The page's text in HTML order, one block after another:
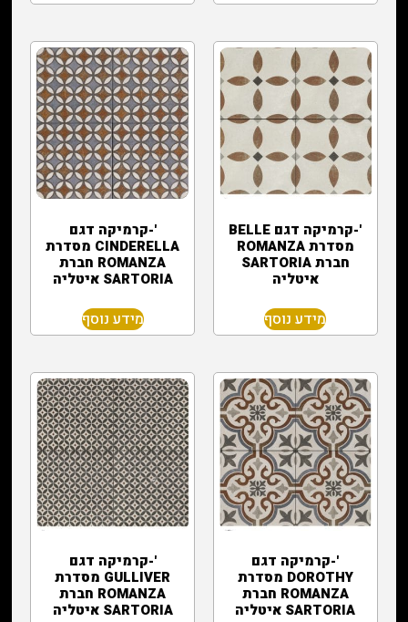
'-קרמיקה דגם BELLE
מסדרת ROMANZA
חברת SARTORIA
איטליה
מידע נוסף
'-קרמיקה דגם
CINDERELLA מסדרת
ROMANZA חברת
SARTORIA איטליה
מידע נוסף
'-קרמיקה דגם
DOROTHY מסדרת
ROMANZA חברת
SARTORIA איטליה
'-קרמיקה דגם
GULLIVER מסדרת
ROMANZA חברת
SARTORIA איטליה